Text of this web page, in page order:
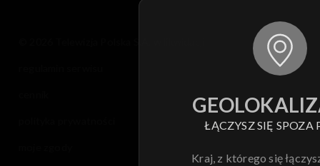
ŁĄCZYSZ SIĘ SPOZA
Kraj, z którego się